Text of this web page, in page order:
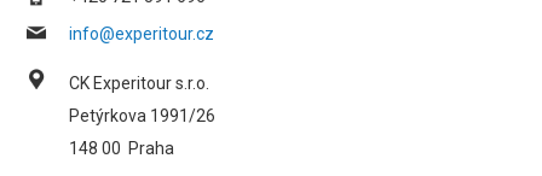
info@experitour.cz
CK Experitour s.r.o.
Petýrkova 1991/26
148 00 Praha